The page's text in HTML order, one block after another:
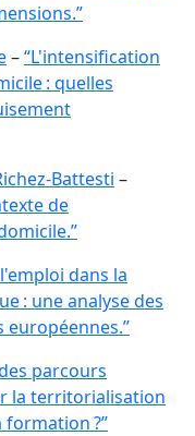
–“L'intensification
: quelles
Battesti –
de
dans la
: une analyse des
européennes.”
parcours
la territorialisation
?”